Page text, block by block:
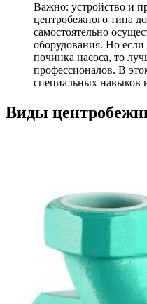
Важно: устройство и
центробежного типа
самостоятельно
оборудования. Но если
починка насоса, то
профессионалов. В
специальных навыков
Виды